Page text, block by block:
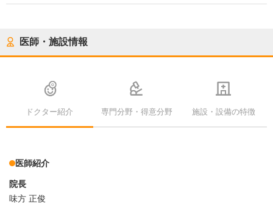
医師・施設情報
ドクター紹介 専門分野・得意分野 施設・設備の特徴
医師紹介
院長
味方 正俊